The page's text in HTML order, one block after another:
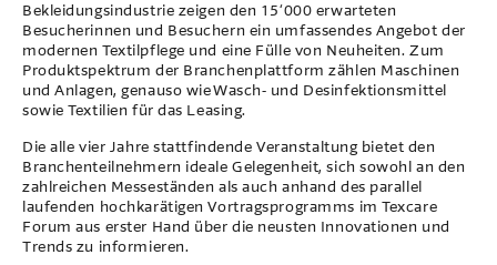
Bekleidungsindustrie zeigen den 15‘000 erwarteten
Besucherinnen und Besuchern ein umfassendes Angebot der
modernen Textilpflege und eine Fülle von Neuheiten. Zum
Produktspektrum der Branchenplattform zählen Maschinen
und Anlagen, genauso wie Wasch- und Desinfektionsmittel
sowie Textilien für das Leasing.
Die alle vier Jahre stattfindende Veranstaltung bietet den
Branchenteilnehmern ideale Gelegenheit, sich sowohl an den
zahlreichen Messeständen als auch anhand des parallel
laufenden hochkarätigen Vortragsprogramms im Texcare
Forum aus erster Hand über die neusten Innovationen und
Trends zu informieren.